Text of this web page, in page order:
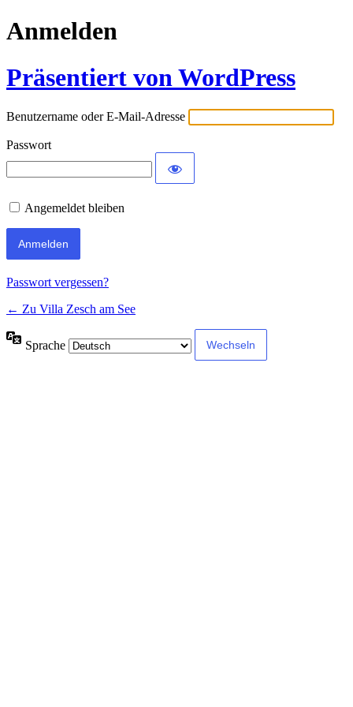
Anmelden
Präsentiert von WordPress
Benutzername oder E-Mail-Adresse
Passwort
Angemeldet bleiben
Passwort vergessen?
← Zu Villa Zesch am See
Sprache